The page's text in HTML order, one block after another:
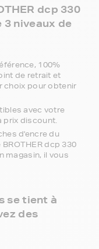
dcp 330
3 niveaux de
100%
de retrait et
choix pour obtenir
avec votre
prix discount.
d'encre du
dcp 330
magasin, il vous
se tient à
des